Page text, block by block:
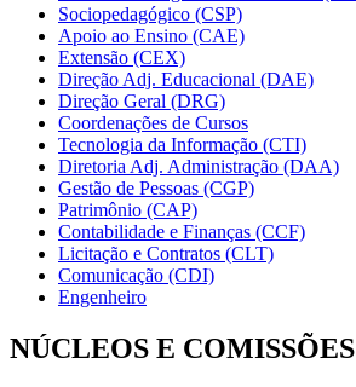
Sociopedagógico (CSP)
Apoio ao Ensino (CAE)
Extensão (CEX)
Direção Adj. Educacional (DAE)
Direção Geral (DRG)
Coordenações de Cursos
Tecnologia da Informação (CTI)
Diretoria Adj. Administração (DAA)
Gestão de Pessoas (CGP)
Patrimônio (CAP)
Contabilidade e Finanças (CCF)
Licitação e Contratos (CLT)
Comunicação (CDI)
Engenheiro
NÚCLEOS E COMISSÕES